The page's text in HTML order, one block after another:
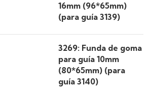
16mm (96*65mm)
(para guía 3139)
3269: Funda de goma
para guía 10mm
(80*65mm) (para
guía 3140)